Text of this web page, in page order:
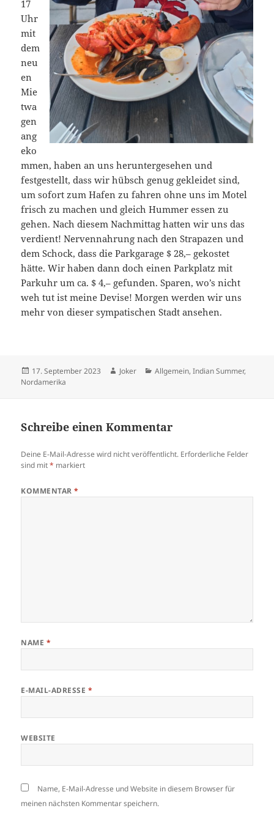
17
Uhr
mit
dem
neu
en
Mie
twa
gen
ang
eko
mmen, haben an uns heruntergesehen und
festgestellt, dass wir hübsch genug gekleidet sind,
um sofort zum Hafen zu fahren ohne uns im Motel
frisch zu machen und gleich Hummer essen zu
gehen. Nach diesem Nachmittag hatten wir uns das
verdient! Nervennahrung nach den Strapazen und
dem Schock, dass die Parkgarage $ 28,– gekostet
hätte. Wir haben dann doch einen Parkplatz mit
Parkuhr um ca. $ 4,– gefunden. Sparen, wo’s nicht
weh tut ist meine Devise! Morgen werden wir uns
mehr von dieser sympatischen Stadt ansehen.
Posted
on
17. September 2023 Author
Joker Categories
Allgemein,Indian Summer,
Nordamerika
Schreibe einen Kommentar
Deine E-Mail-Adresse wird nicht veröffentlicht. Erforderliche Felder
sind mit* markiert
KOMMENTAR*
NAME *
E-MAIL-ADRESSE *
WEBSITE
Name, E-Mail-Adresse und Website in diesem Browser für
meinen nächsten Kommentar speichern.